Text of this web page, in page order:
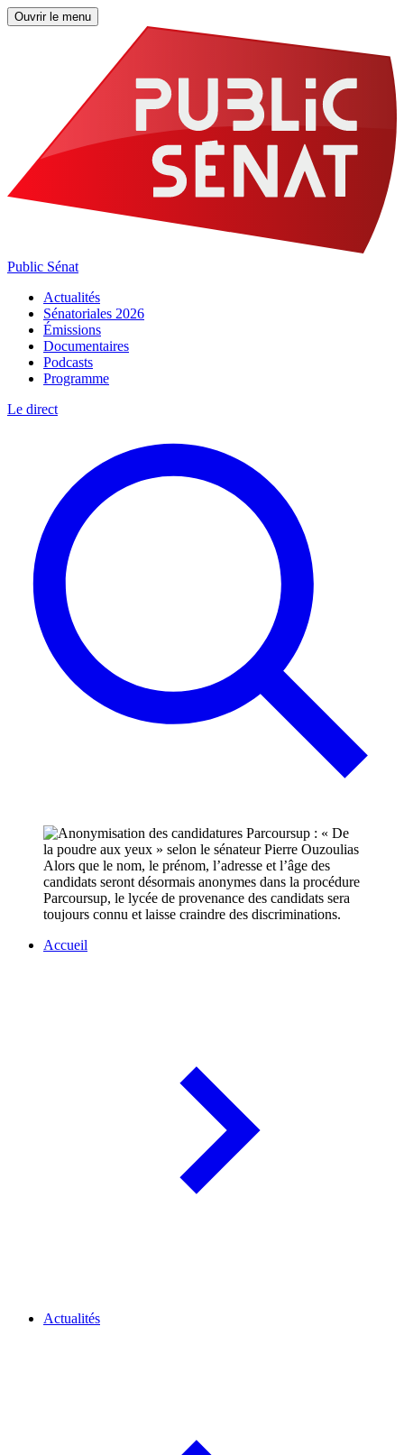
Ouvrir le menu
Public Sénat
Actualités
Sénatoriales 2026
Émissions
Documentaires
Podcasts
Programme
Le direct
Alors que le nom, le prénom, l’adresse et l’âge des
candidats seront désormais anonymes dans la procédure
Parcoursup, le lycée de provenance des candidats sera
toujours connu et laisse craindre des discriminations.
Accueil
Actualités